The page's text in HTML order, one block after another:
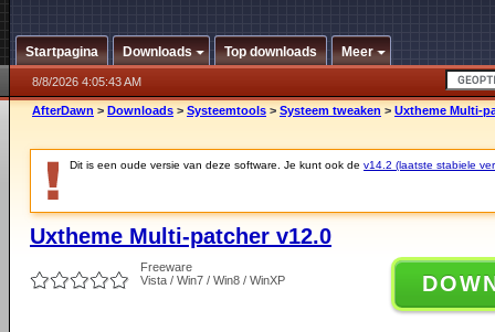
Startpagina Downloads Top downloads Meer
8/8/2026 4:05:43 AM
AfterDawn > Downloads > Systeemtools > Systeem tweaken > Uxtheme Multi-
Dit is een oude versie van deze software. Je kunt ook de v14.2 (laatste stabiele
Uxtheme Multi-patcher v12.0
Freeware
Vista / Win7 / Win8 / WinXP